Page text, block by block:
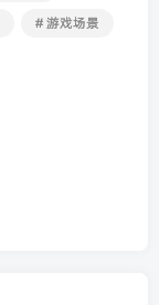
# 游戏场景